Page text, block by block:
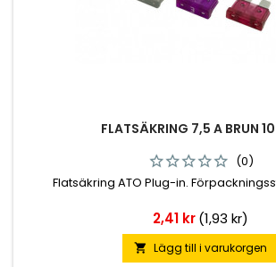
FLATSÄKRING 7,5 A BRUN
(0)
Flatsäkring ATO Plug-in.
Pris
2,41 kr (1,93 kr)
 Lägg till i varukorgen